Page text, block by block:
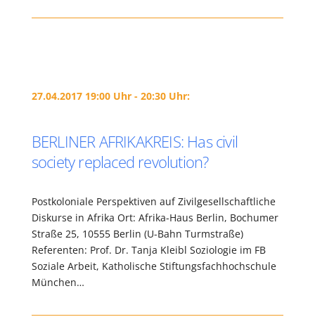
27.04.2017 19:00 Uhr - 20:30 Uhr:
BERLINER AFRIKAKREIS: Has civil
society replaced revolution?
Postkoloniale Perspektiven auf Zivilgesellschaftliche
Diskurse in Afrika Ort: Afrika-Haus Berlin, Bochumer
Straße 25, 10555 Berlin (U-Bahn Turmstraße)
Referenten: Prof. Dr. Tanja Kleibl Soziologie im FB
Soziale Arbeit, Katholische Stiftungsfachhochschule
München…